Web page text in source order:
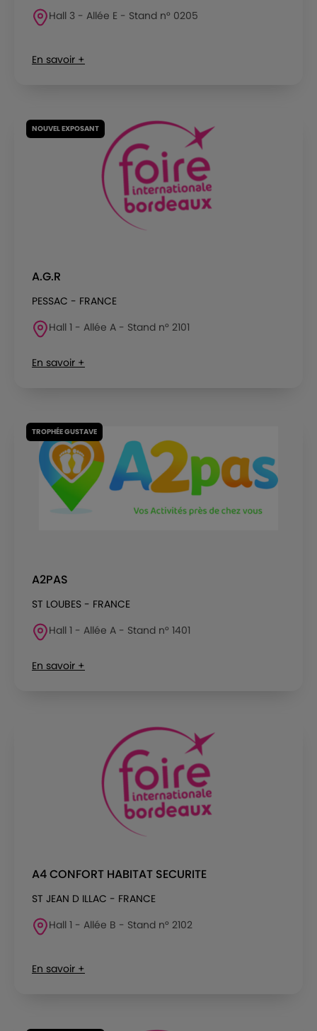
Hall 3 - Allée E - Stand n° 0205
En savoir +
NOUVEL EXPOSANT
A.G.R
PESSAC - FRANCE
Hall 1 - Allée A - Stand n° 2101
En savoir +
TROPHÉE GUSTAVE
A2PAS
ST LOUBES - FRANCE
Hall 1 - Allée A - Stand n° 1401
En savoir +
A4 CONFORT HABITAT SECURITE
ST JEAN D ILLAC - FRANCE
Hall 1 - Allée B - Stand n° 2102
En savoir +